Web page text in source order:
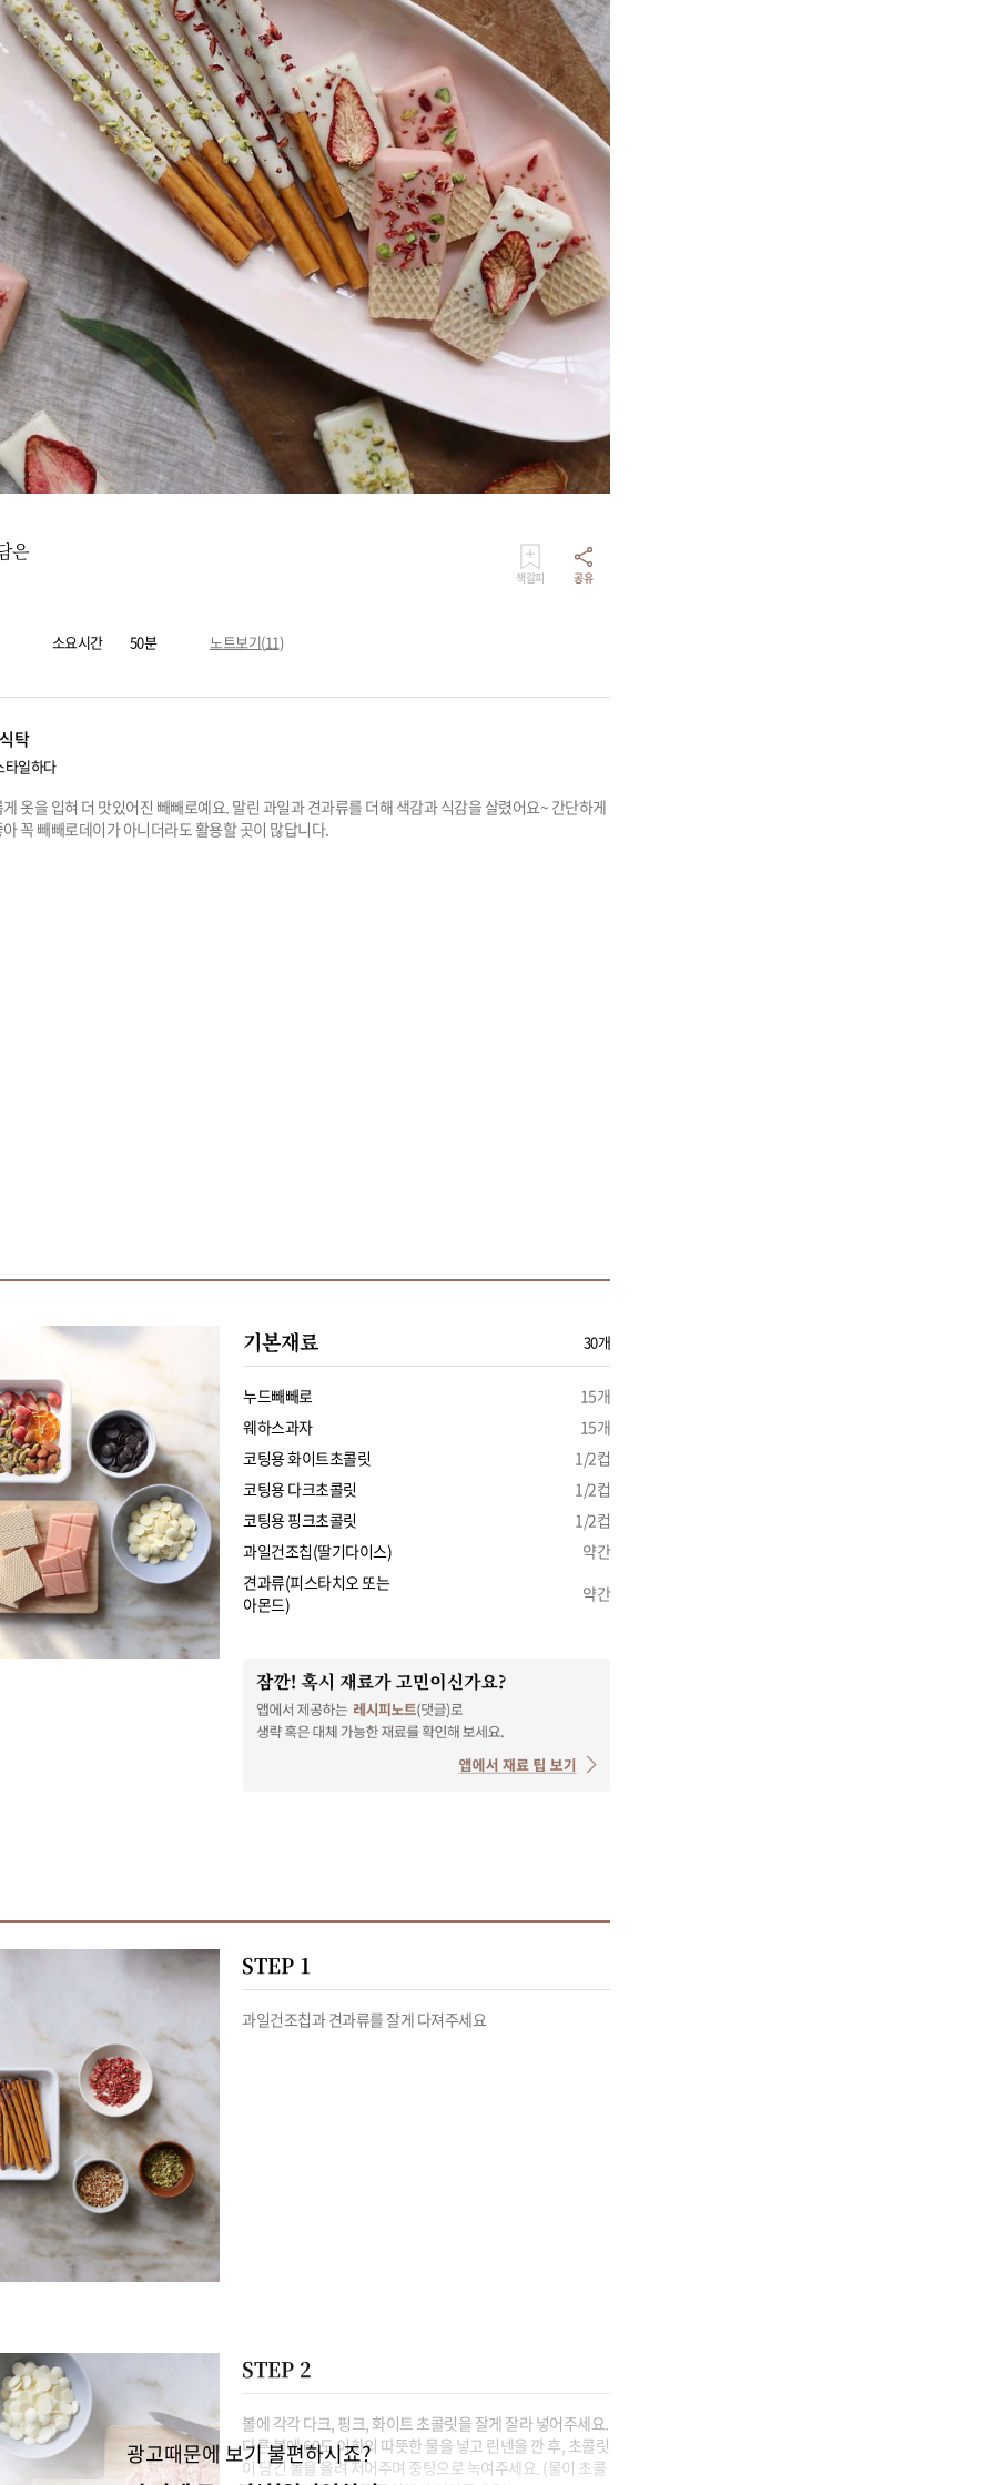
은
책갈피 공유
소요시간 50분 노트보기(11)
탁
타일하다
옷을 입혀 더 맛있어진 빼빼로예요. 말린 과일과 견과류를 더해 색감과 식감을 살렸어요~ 간단하게
꼭 빼빼로데이가 아니더라도 활용할 곳이 많답니다.
기본재료 30개
누드빼빼로
15개
웨하스과자
15개
코팅용 화이트초콜릿
1/2컵
코팅용 다크초콜릿
1/2컵
코팅용 핑크초콜릿
1/2컵
과일건조칩(딸기다이스)
약간
견과류(피스타치오 또는
아몬드)
약간
STEP 1
과일건조칩과 견과류를 잘게 다져주세요
STEP 2
볼에 각각 다크, 핑크, 화이트 초콜릿을 잘게 잘라 넣어주세요.
다른 볼에 60도 이하의 따뜻한 물을 넣고 린넨을 깐 후, 초콜릿
이 담긴 볼을 올려 저어주며 중탕으로 녹여주세요. (물이 초콜
광고때문에 보기 불편하시죠?